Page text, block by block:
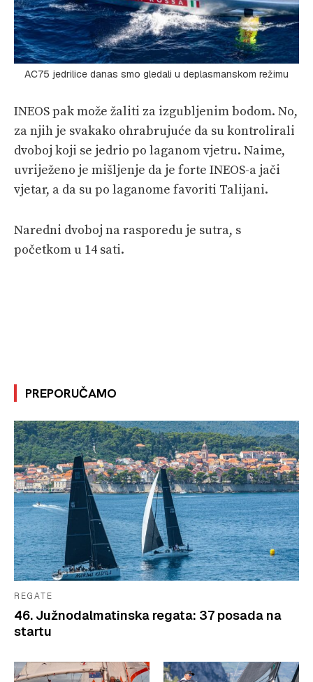
AC75 jedrilice danas smo gledali u deplasmanskom režimu
INEOS pak može žaliti za izgubljenim bodom. No,
za njih je svakako ohrabrujuće da su kontrolirali
dvoboj koji se jedrio po laganom vjetru. Naime,
uvriježeno je mišljenje da je forte INEOS-a jači
vjetar, a da su po laganome favoriti Talijani.
Naredni dvoboj na rasporedu je sutra, s
početkom u 14 sati.
PREPORUČAMO
REGATE
46. Južnodalmatinska regata: 37 posada na
startu